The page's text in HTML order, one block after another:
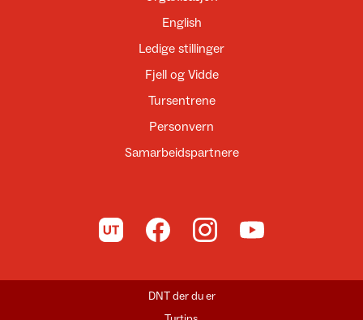
English
Ledige stillinger
Fjell og Vidde
Tursentrene
Personvern
Samarbeidspartnere
Til UT.no Til DNT på Facebook
Til DNT på Instagram
Til DNT på YouTube
DNT der du er